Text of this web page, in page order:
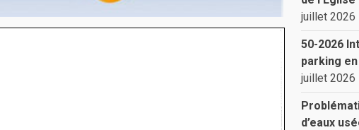
juillet 2026
50-2026
parking
juillet 2026
d’eaux